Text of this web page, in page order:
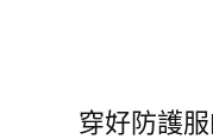
穿好防護服